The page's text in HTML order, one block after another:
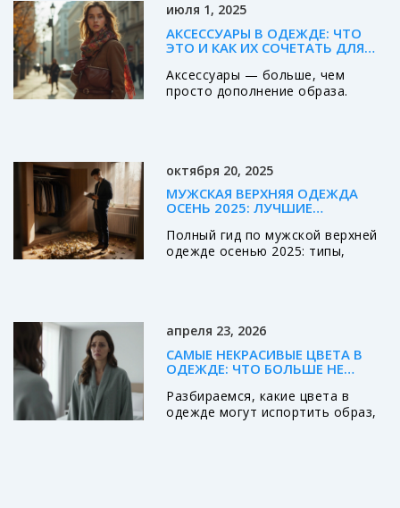
правильно сочетать. В статье
мы раскроем секреты выбора
одежды, которая поможет
подчеркнуть индивидуальность и
привлечь удачу. Откройте для
себя советы стилистов и
атмосферу загадочного востока.
июля 1, 2025
АКСЕССУАРЫ В ОДЕЖДЕ: ЧТО
ЭТО И КАК ИХ СОЧЕТАТЬ ДЛЯ
Аксессуары — больше, чем
просто дополнение образа.
октября 20, 2025
МУЖСКАЯ ВЕРХНЯЯ ОДЕЖДА
ОСЕНЬ 2025: ЛУЧШИЕ
Полный гид по мужской верхней
одежде осенью 2025: типы,
апреля 23, 2026
САМЫЕ НЕКРАСИВЫЕ ЦВЕТА В
ОДЕЖДЕ: ЧТО БОЛЬШЕ НЕ
Разбираемся, какие цвета в
одежде могут испортить образ,